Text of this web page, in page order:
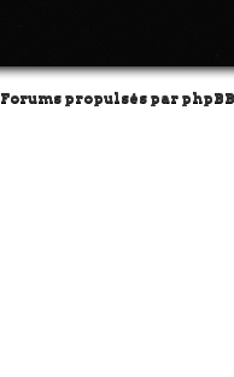
Forums propulsés par phpBB